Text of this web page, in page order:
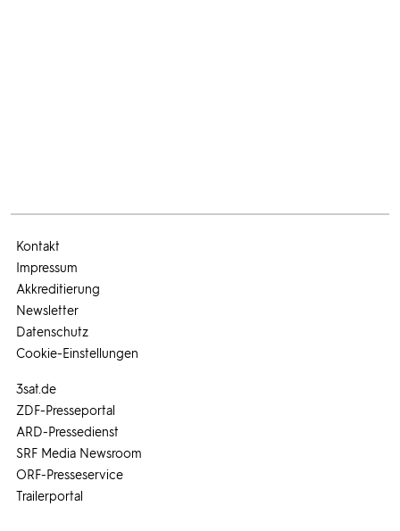
3sat.de
ZDF-Presseportal
ARD-Pressedienst
SRF Media Newsroom
ORF-Presseservice
Trailerportal
Kontakt
Impressum
Akkreditierung
Newsletter
Datenschutz
Cookie-Einstellungen